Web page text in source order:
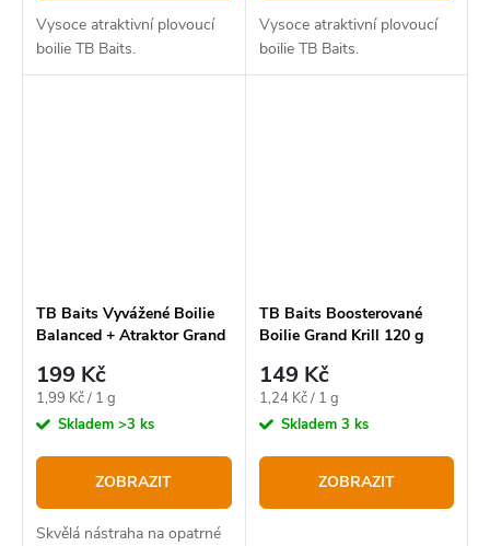
Vysoce atraktivní plovoucí
boilie TB Baits.
Vysoce atraktivní plovoucí
boilie TB Baits.
TB Baits Vyvážené Boilie
Balanced + Atraktor Grand
199 Kč
Měrná
cena:
1,99 Kč / 1 g
Skladem >3 ks
ZOBRAZIT
Skvělá nástraha na opatrné
TB Baits Boosterované
Boilie Grand Krill 120 g
149 Kč
Měrná
cena:
1,24 Kč / 1 g
Skladem 3 ks
ZOBRAZIT